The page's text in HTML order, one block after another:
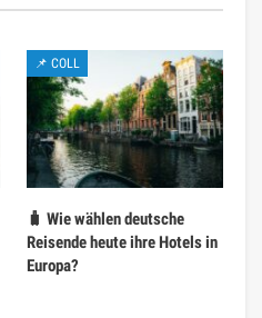
📌 COLL
🧳 Wie wählen deutsche
Reisende heute ihre Hotels in
Europa?